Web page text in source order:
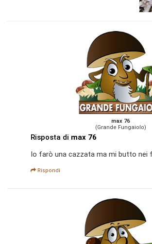
max 76
(Grande Fungaiolo)
Risposta di max 76
Io farò una cazzata ma mi butto nei
Rispondi